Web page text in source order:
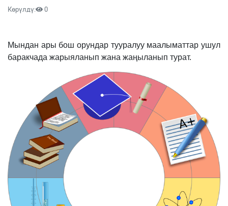
Көрүлдү: 0
Мындан ары бош орундар тууралуу маалыматтар ушул
баракчада жарыяланып жана жаңыланып турат.